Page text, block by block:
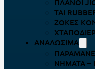
ΠΛΆΝΟΙ
TAI
ΖΌΚΕΣ
ΑΝΑΛΏΣΙΜΑ
ΝΉΜΑΤΑ –